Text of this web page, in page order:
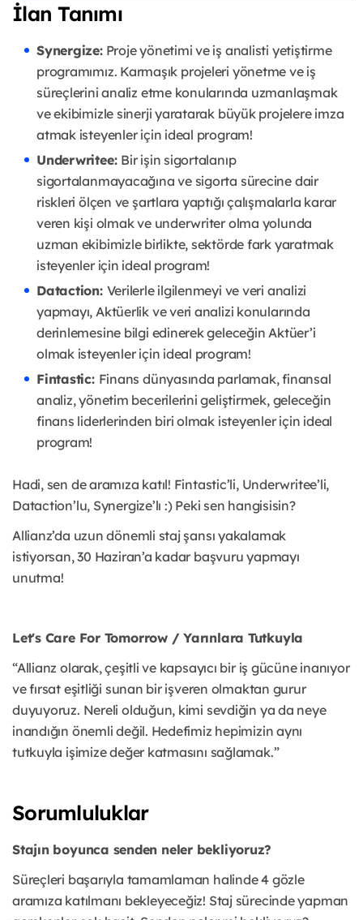
İlan Tanımı
Synergize:Proje yönetimi ve iş analisti yetiştirme
programımız. Karmaşık projeleri yönetme ve iş
süreçlerini analiz etme konularında uzmanlaşmak
ve ekibimizle sinerji yaratarak büyük projelere imza
atmak isteyenler için ideal program!
Underwritee: Bir işin sigortalanıp
sigortalanmayacağına ve sigorta sürecine dair
riskleri ölçen ve şartlara yaptığı çalışmalarla karar
veren kişi olmak ve underwriter olma yolunda
uzman ekibimizle birlikte, sektörde fark yaratmak
isteyenler için ideal program!
Dataction: Verilerle ilgilenmeyi ve veri analizi
yapmayı, Aktüerlik ve veri analizi konularında
derinlemesine bilgi edinerek geleceğin Aktüer’i
olmak isteyenler için ideal program!
Fintastic: Finans dünyasında parlamak, finansal
analiz, yönetim becerilerini geliştirmek, geleceğin
finans liderlerinden biri olmak isteyenler için ideal
program!
Hadi, sen de aramıza katıl! Fintastic’li, Underwritee’li,
Dataction’lu, Synergize’lı :) Peki sen hangisisin?
Allianz’da uzun dönemli staj şansı yakalamak
istiyorsan, 30 Haziran’a kadar başvuru yapmayı
unutma!
Let's Care For Tomorrow / Yarınlara Tutkuyla
“Allianz olarak, çeşitli ve kapsayıcı bir iş gücüne inanıyor
ve fırsat eşitliği sunan bir işveren olmaktan gurur
duyuyoruz. Nereli olduğun, kimi sevdiğin ya da neye
inandığın önemli değil. Hedefimiz hepimizin aynı
tutkuyla işimize değer katmasını sağlamak.”
Sorumluluklar
Stajın boyunca senden neler bekliyoruz?
Süreçleri başarıyla tamamlaman halinde 4 gözle
aramıza katılmanı bekleyeceğiz! Staj sürecinde yapman